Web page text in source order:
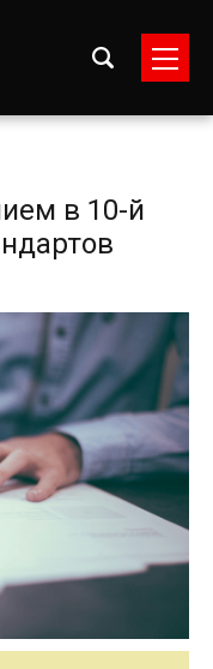
в 10-й